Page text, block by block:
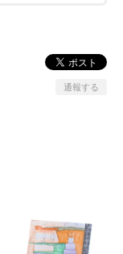
通報する